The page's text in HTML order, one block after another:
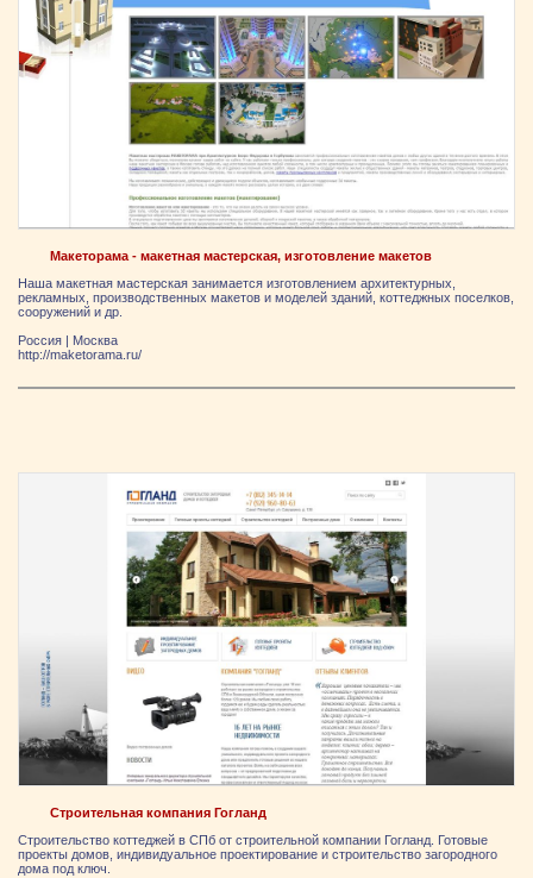
Макеторама - макетная мастерская, изготовлениe макетов
Наша макетная мастерская занимается изготовлением архитектурных,
рекламных, производственных макетов и моделей зданий, коттеджных поселков,
сооружений и др.
Россия | Москва
http://maketorama.ru/
Строительная компания Гогланд
Строительство коттеджей в СПб от строительной компании Гогланд. Готовые
проекты домов, индивидуальное проектирование и строительство загородного
дома под ключ.